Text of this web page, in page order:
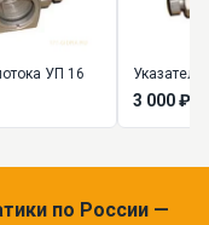
УП 16
3 000 ₽
по России —